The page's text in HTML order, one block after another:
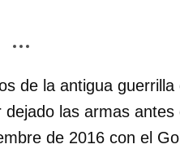
de la antigua
las armas
de 2016 con el